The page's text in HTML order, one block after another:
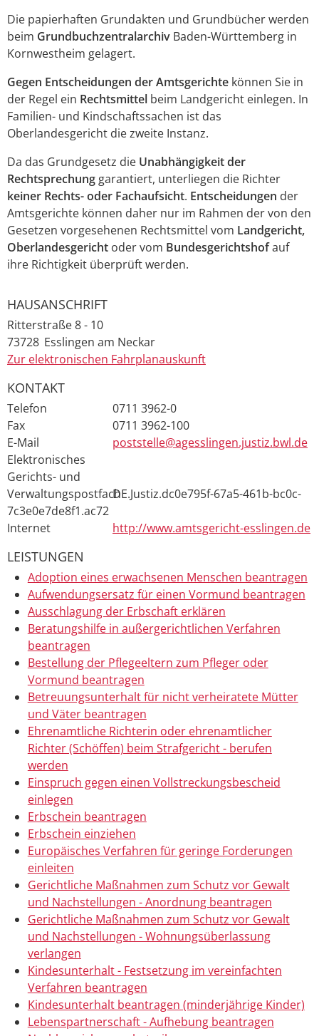
Die papierhaften Grundakten und Grundbücher werden
beim Grundbuchzentralarchiv Baden-Württemberg in
Kornwestheim gelagert.
Gegen Entscheidungen der Amtsgerichte können Sie in
der Regel ein Rechtsmittel beim Landgericht einlegen. In
Familien- und Kindschaftssachen ist das
Oberlandesgericht die zweite Instanz.
Da das Grundgesetz die Unabhängigkeit der
Rechtsprechung garantiert, unterliegen die Richter
keiner Rechts- oder Fachaufsicht. Entscheidungen der
Amtsgerichte können daher nur im Rahmen der von den
Gesetzen vorgesehenen Rechtsmittel vom Landgericht,
Oberlandesgericht oder vom Bundesgerichtshofauf
ihre Richtigkeit überprüft werden.
HAUSANSCHRIFT
Ritterstraße 8 - 10
73728 Esslingen am Neckar
Zur elektronischen Fahrplanauskunft
KONTAKT
Telefon
0711 3962-0
Fax
0711 3962-100
E-Mail
poststelle@agesslingen.justiz.bwl.de
Elektronisches
Gerichts- und
VerwaltungspostfachDE.Justiz.dc0e795f-67a5-461b-bc0c-
7c3e0e7de8f1.ac72
Internet
http://www.amtsgericht-esslingen.de
LEISTUNGEN
Adoption eines erwachsenen Menschen beantragen
Aufwendungsersatz für einen Vormund beantragen
Ausschlagung der Erbschaft erklären
Beratungshilfe in außergerichtlichen Verfahren
beantragen
Bestellung der Pflegeeltern zum Pfleger oder
Vormund beantragen
Betreuungsunterhalt für nicht verheiratete Mütter
und Väter beantragen
Ehrenamtliche Richterin oder ehrenamtlicher
Richter (Schöffen) beim Strafgericht - berufen
werden
Einspruch gegen einen Vollstreckungsbescheid
einlegen
Erbschein beantragen
Erbschein einziehen
Europäisches Verfahren für geringe Forderungen
einleiten
Gerichtliche Maßnahmen zum Schutz vor Gewalt
und Nachstellungen - Anordnung beantragen
Gerichtliche Maßnahmen zum Schutz vor Gewalt
und Nachstellungen - Wohnungsüberlassung
verlangen
Kindesunterhalt - Festsetzung im vereinfachten
Verfahren beantragen
Kindesunterhalt beantragen (minderjährige Kinder)
Lebenspartnerschaft - Aufhebung beantragen